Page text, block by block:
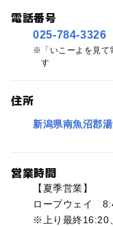
電話番号
025-784-3326
「いこーよを見
す
住所
新潟県南魚沼郡
営業時間
【夏季営業】
ロープウェイ
※上り最終16:20